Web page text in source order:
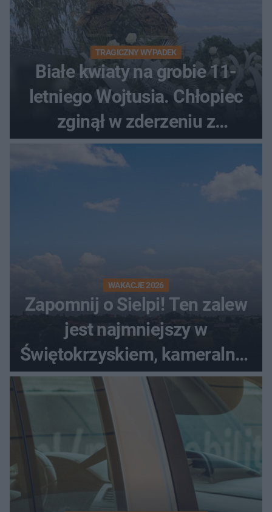
TRAGICZNY WYPADEK
Białe kwiaty na grobie 11-
letniego Wojtusia. Chłopiec
zginął w zderzeniu z
kombajnem
WAKACJE 2026
Zapomnij o Sielpi! Ten zalew
jest najmniejszy w
Świętokrzyskiem, kameralny i
bez tłumów